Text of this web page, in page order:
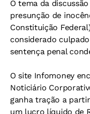
O tema da
presunção de
Constituição
considerado
sentença penal
O site Infomoney
Noticiário
ganha tração a
um lucro líquido de